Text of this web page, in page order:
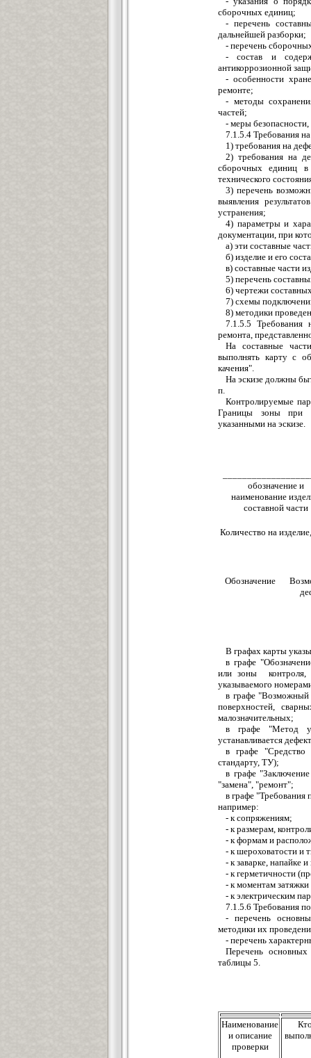
сборочных единиц;
- перечень
дальнейшей разборки;
- перечень
- состав и
антикоррозионной
- особенности
ремонте;
- методы
частей;
- меры
7.1.5.4 Требования
1) требования на
2) требования на
сборочных единиц в
технического
3) перечень
выявления
устранения;
4) параметры и
документации, при
а) эти составные
б) изделие и его
в) составные части
5) перечень
6) чертежи
7) схемы
8) методики
7.1.5.5 Требования
ремонта,
На составные
выполнять карту с
качения".
На эскизе должны
п.
Контролируемые
Границы зоны при
указанными на эскизе.
обозначение и
наименование
составной части
Количество на
Обозначение
В графах карты
в графе
или зоны контроля,
указываемого
в графе "Возможный
поверхностей,
малозначительных;
в графе "Метод
устанавливается
в графе "Средство
стандарту, ТУ);
в графе
"замена", "ремонт";
в графе "Требования
например:
- к сопряжениям;
- к размерам,
- к формам и
- к шероховатости и
- к заварке, напайке
- к герметичности
- к моментам
- к электрическим
7.1.5.6 Требования
- перечень
методики их
- перечень
Перечень основных
таблицы 5.
Наименование
и описание
проверки